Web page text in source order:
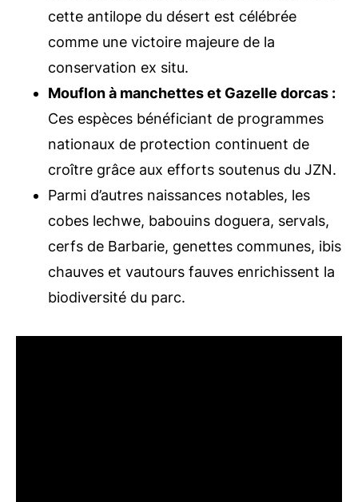
cette antilope du désert est célébrée
comme une victoire majeure de la
conservation ex situ.
Mouflon à manchettes et Gazelle dorcas :
Ces espèces bénéficiant de programmes
nationaux de protection continuent de
croître grâce aux efforts soutenus du JZN.
Parmi d’autres naissances notables, les
cobes lechwe, babouins doguera, servals,
cerfs de Barbarie, genettes communes, ibis
chauves et vautours fauves enrichissent la
biodiversité du parc.